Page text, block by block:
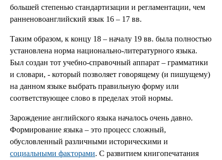
большей степенью стандартизации и регламентации, чем
ранненовоанглийский язык 16 – 17 вв.
Таким образом, к концу 18 – началу 19 вв. была полностью
установлена норма национально-литературного языка.
Был создан тот учебно-справочный аппарат – грамматики
и словари, - который позволяет говорящему (и пишущему)
на данном языке выбрать правильную форму или
соответствующее слово в пределах этой нормы.
Зарождение английского языка началось очень давно.
Формирование языка – это процесс сложный,
обусловленный различными историческими и
социальными факторами. С развитием книгопечатания